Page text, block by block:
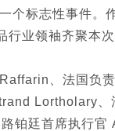
个标志性事件
行业领袖齐聚本
、法国负
Lortholary
铂廷首席执行